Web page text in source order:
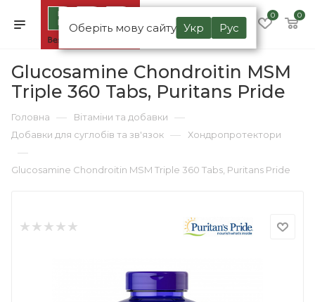
Оберіть мову сайту Укр Рус
0 0
Glucosamine Chondroitin MSM
Triple 360 Tabs, Puritans Pride
Головна — Вітаміни та добавки —
Добавки для суглобів та зв'язок — Хондропротектори
—
Glucosamine Chondroitin MSM Triple 360 Tabs, Puritans Pride